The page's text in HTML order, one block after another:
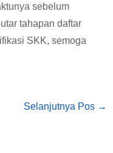
sebelum
tahapan daftar
SKK, semoga
Selanjutnya Pos →